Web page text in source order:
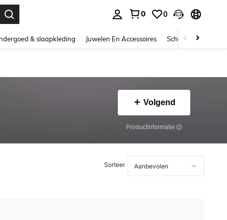
0 0
& slaapkleding Juwelen En Accessoires Schoonheid &
Volgend
Productinformatie
Sorteer